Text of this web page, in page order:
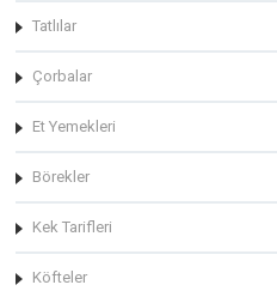
Tatlılar
Çorbalar
Et Yemekleri
Börekler
Kek Tarifleri
Köfteler